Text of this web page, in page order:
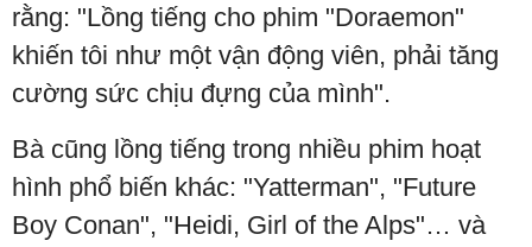
rằng: "Lồng tiếng cho phim "Doraemon"
khiến tôi như một vận động viên, phải tăng
cường sức chịu đựng của mình".
Bà cũng lồng tiếng trong nhiều phim hoạt
hình phổ biến khác: "Yatterman", "Future
Boy Conan", "Heidi, Girl of the Alps"… và